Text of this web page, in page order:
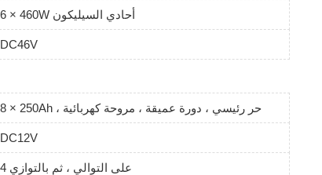
6 × 460W أحادي السيليكون
DC46V
8 × 250Ah ، حر رئيسي ، دورة عميقة ، مروحة كهربائية
DC12V
4 على التوالي ، ثم بالتوازي